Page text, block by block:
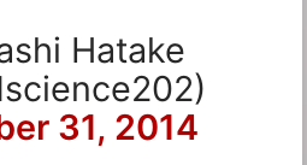
Hatake
31, 2014